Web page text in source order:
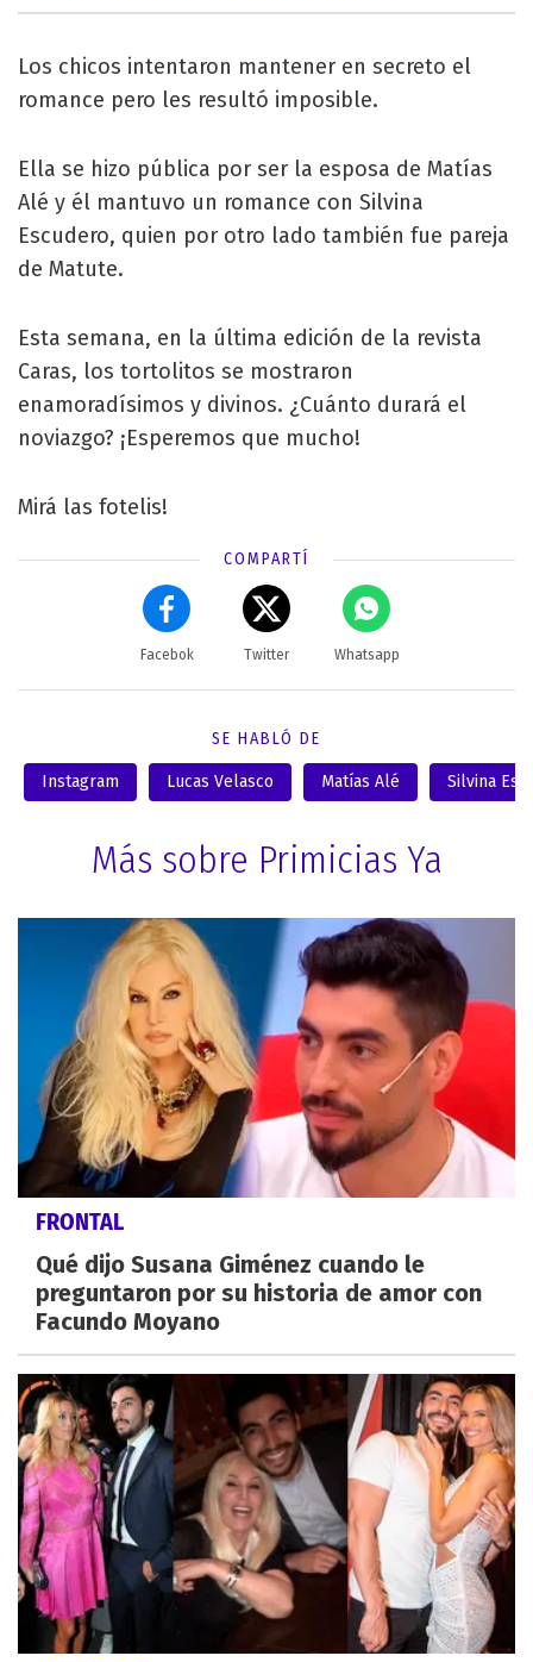
Los chicos intentaron mantener en secreto el
romance pero les resultó imposible.
Ella se hizo pública por ser la esposa de Matías
Alé y él mantuvo un romance con Silvina
Escudero, quien por otro lado también fue pareja
de Matute.
Esta semana, en la última edición de la revista
Caras, los tortolitos se mostraron
enamoradísimos y divinos. ¿Cuánto durará el
noviazgo? ¡Esperemos que mucho!
Mirá las fotelis!
COMPARTÍ
Facebok Twitter Whatsapp
SE HABLÓ DE
Instagram Lucas Velasco Matías Alé Silvina
Más sobre Primicias Ya
FRONTAL
Qué dijo Susana Giménez cuando le
preguntaron por su historia de amor con
Facundo Moyano